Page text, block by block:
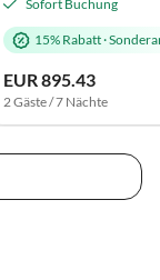
Sofort Buchung
15% Rabatt·
EUR 895.43
2 Gäste / 7 Nächte